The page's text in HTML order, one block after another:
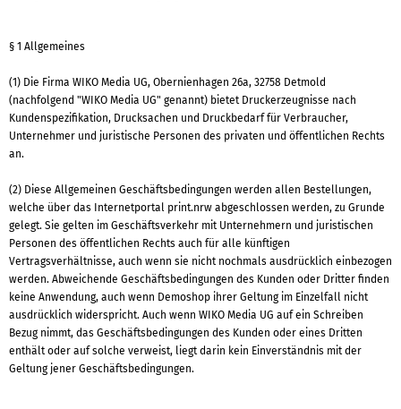
§ 1 Allgemeines
(1) Die Firma WIKO Media UG, Obernienhagen 26a, 32758 Detmold
(nachfolgend "WIKO Media UG" genannt) bietet Druckerzeugnisse nach
Kundenspezifikation, Drucksachen und Druckbedarf für Verbraucher,
Unternehmer und juristische Personen des privaten und öffentlichen Rechts
an.
(2) Diese Allgemeinen Geschäftsbedingungen werden allen Bestellungen,
welche über das Internetportal print.nrw abgeschlossen werden, zu Grunde
gelegt. Sie gelten im Geschäftsverkehr mit Unternehmern und juristischen
Personen des öffentlichen Rechts auch für alle künftigen
Vertragsverhältnisse, auch wenn sie nicht nochmals ausdrücklich einbezogen
werden. Abweichende Geschäftsbedingungen des Kunden oder Dritter finden
keine Anwendung, auch wenn Demoshop ihrer Geltung im Einzelfall nicht
ausdrücklich widerspricht. Auch wenn WIKO Media UG auf ein Schreiben
Bezug nimmt, das Geschäftsbedingungen des Kunden oder eines Dritten
enthält oder auf solche verweist, liegt darin kein Einverständnis mit der
Geltung jener Geschäftsbedingungen.